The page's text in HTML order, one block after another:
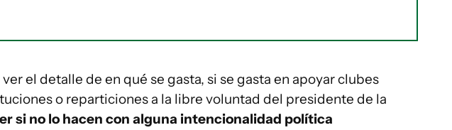
el detalle de en qué se gasta, si se gasta en apoyar clubes
o reparticiones a la libre voluntad del presidente de la
si no lo hacen con alguna intencionalidad política